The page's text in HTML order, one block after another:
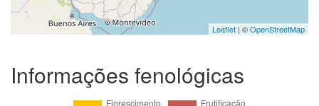
Leaflet | ©OpenStreetMap
Informações fenológicas